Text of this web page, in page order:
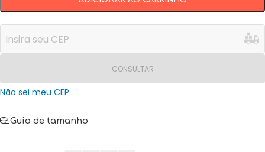
CONSULTAR
Não sei meu CEP
Guia de tamanho